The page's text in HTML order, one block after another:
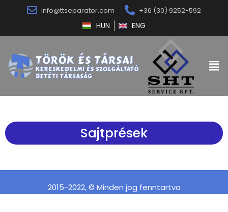
info@ttseparator.com +36 (30) 9252-592
HUN ENG
Sajtprések
2015-2022, © Minden jog fenntartva